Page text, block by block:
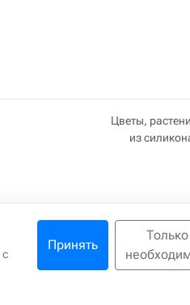
Цветы,
из
обработки персональных
Принять
Только